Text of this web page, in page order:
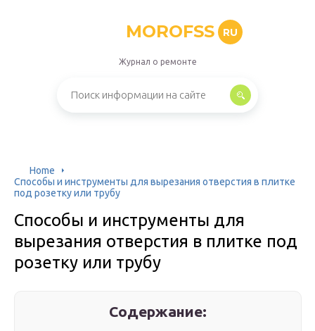
MOROFSS RU
Журнал о ремонте
Home
Способы и инструменты для вырезания отверстия в плитке
под розетку или трубу
Способы и инструменты для
вырезания отверстия в плитке под
розетку или трубу
Содержание: